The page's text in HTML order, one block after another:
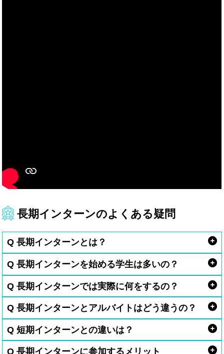
長期インターンのよくある疑問
Q 長期インターンとは？
Q 長期インターンを始める学生は多いの？
Q 長期インターンでは実際に何をするの？
Q 長期インターンとアルバイトはどう違うの？
Q 短期インターンとの違いは？
Q 長期インターンに参加するメリット